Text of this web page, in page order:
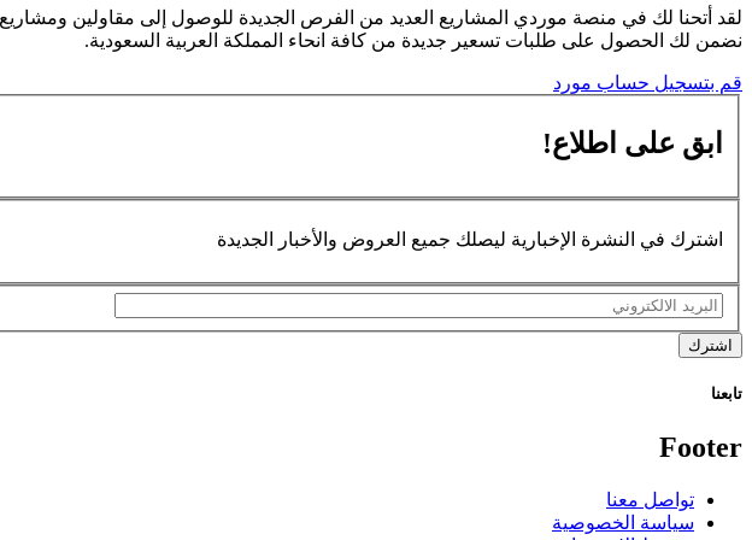
لقد أتحنا لك في منصة موردي المشاريع العديد من الفرص الجديدة للوصول إلى مقاولين ومشاريع
نضمن لك الحصول على طلبات تسعير جديدة من كافة انحاء المملكة العربية السعودية.
قم بتسجيل حساب مورد
ابق على اطلاع!
اشترك في النشرة الإخبارية ليصلك جميع العروض والأخبار الجديدة
اشترك
تابعنا
Footer
تواصل معنا
سياسة الخصوصية